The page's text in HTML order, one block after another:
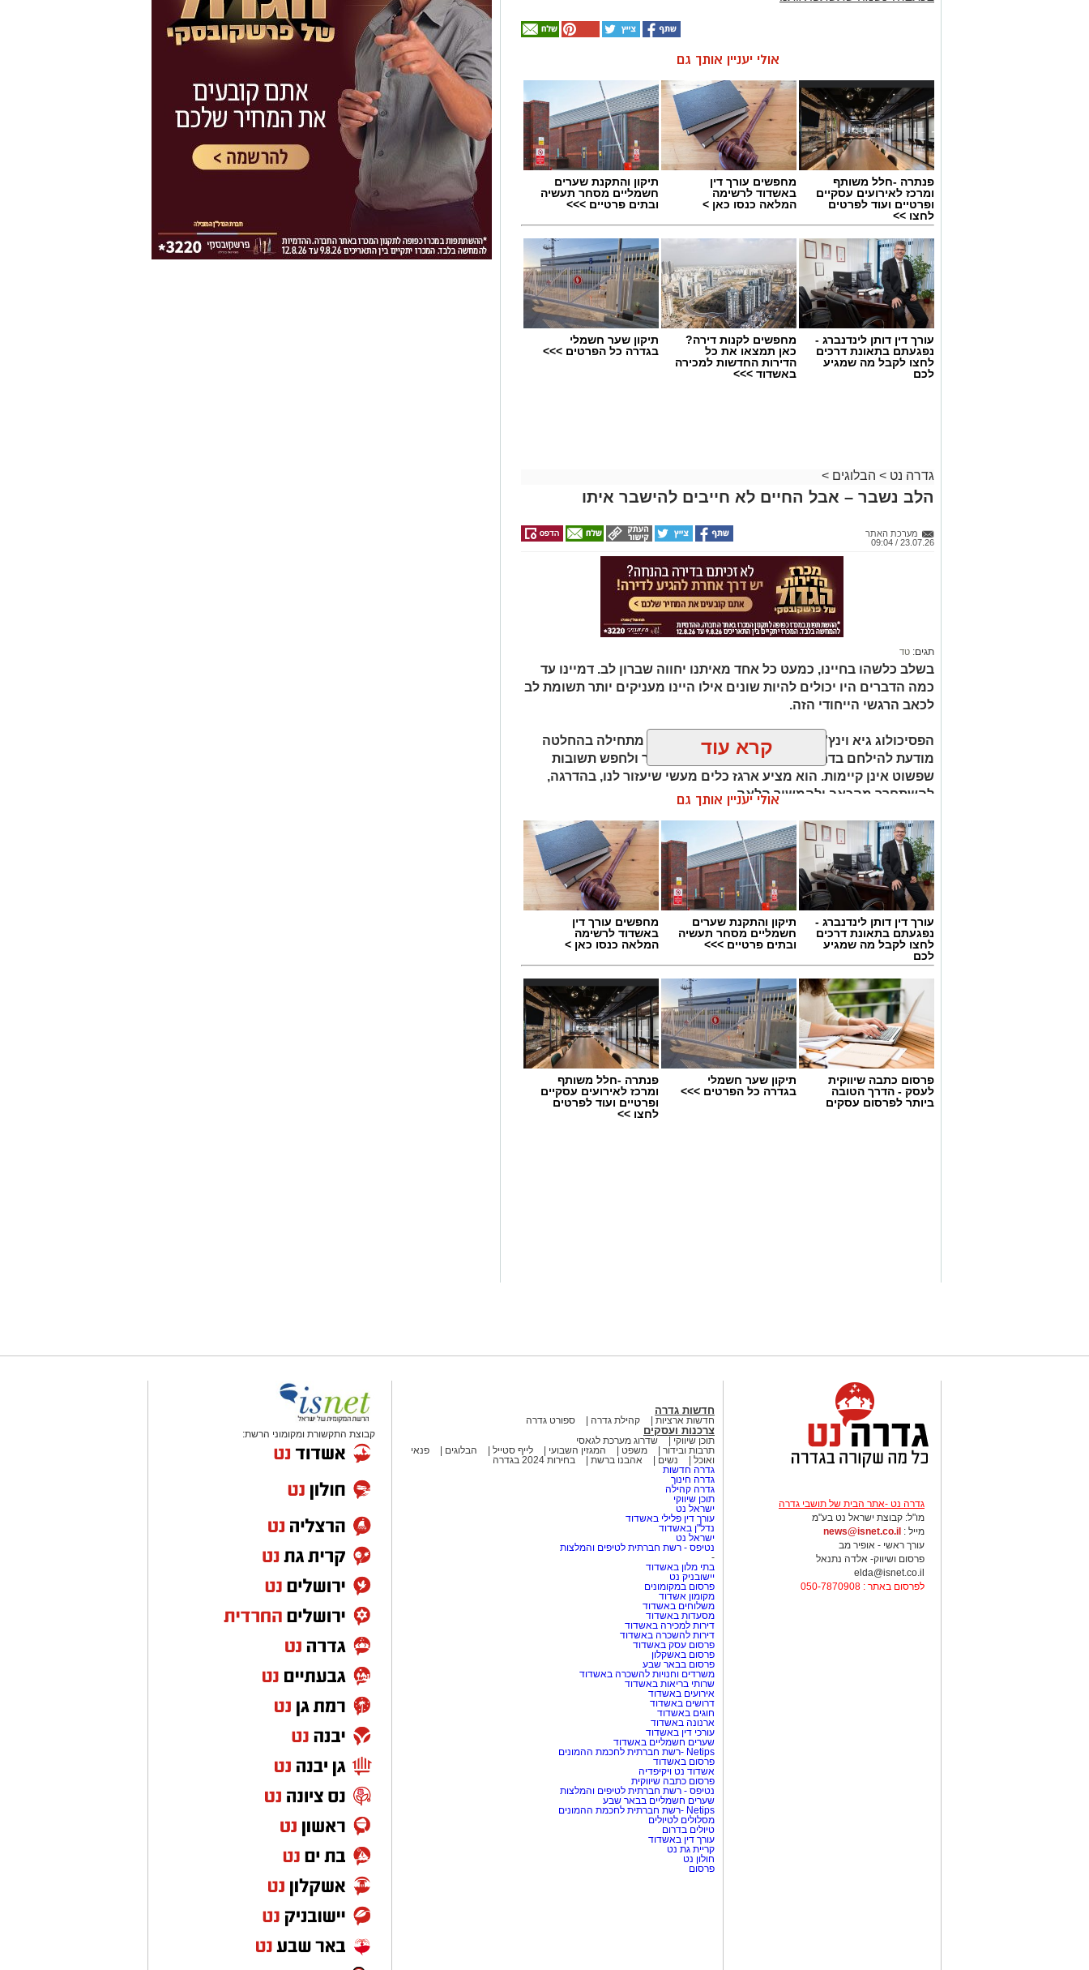
אולי יעניין אותך גם
פנתרה -חלל משותף
ומרכז לאירועים עסקיים
ופרטיים ועוד לפרטים
לחצו >>
מחפשים עורך דין
באשדוד לרשימה
המלאה כנסו כאן >
תיקון והתקנת שערים
חשמליים מסחר תעשיה
ובתים פרטיים >>>
עורך דין דותן לינדנברג -
נפגעתם בתאונת דרכים
לחצו לקבל מה שמגיע
לכם
מחפשים לקנות דירה?
כאן תמצאו את כל
הדירות החדשות למכירה
באשדוד >>>
תיקון שער חשמלי
בגדרה כל הפרטים >>>
גדרה נט > הבלוגים >
הלב נשבר – אבל החיים לא חייבים להישבר איתו
מערכת האתר
23.07.26 / 09:04
תגים: טד
בשלב כלשהו בחיינו, כמעט כל אחד מאיתנו יחווה שברון לב. דמיינו עד
כמה הדברים היו יכולים להיות שונים אילו היינו מעניקים יותר תשומת לב
לכאב הרגשי הייחודי הזה.
הפסיכולוג גיא וינץ' מסביר כי ההחלמה משברון לב מתחילה בהחלטה
מודעת להילחם בדחף הטבעי שלנו לייפות את העבר ולחפש תשובות
שפשוט אינן קיימות. הוא מציע ארגז כלים מעשי שיעזור לנו, בהדרגה,
להשתחרר מהכאב ולהמשיך הלאה.
הלב שלנו אולי נשבר לפעמים, אבל אנחנו לא חייבים להישבר יחד איתו.
יש לכם מידע חשוב שטרם נחשף? צילומים מאירוע חדשותי? מצאתם טעות
בכתבה? נשמח שתשתפו אותנו
קרא עוד
אולי יעניין אותך גם
עורך דין דותן לינדנברג -
נפגעתם בתאונת דרכים
לחצו לקבל מה שמגיע
לכם
תיקון והתקנת שערים
חשמליים מסחר תעשיה
ובתים פרטיים >>>
מחפשים עורך דין
באשדוד לרשימה
המלאה כנסו כאן >
פרסום כתבה שיווקית
לעסק - הדרך הטובה
ביותר לפרסום עסקים
תיקון שער חשמלי
בגדרה כל הפרטים >>>
פנתרה -חלל משותף
ומרכז לאירועים עסקיים
ופרטיים ועוד לפרטים
לחצו >>
גדרה נט -אתר הבית של תושבי גדרה
מו"ל: קבוצת ישראל נט בע"מ
מייל : news@isnet.co.il
עורך ראשי - אופיר מב
פרסום ושיווק- אלדה נתנאל
elda@isnet.co.il
לפרסום באתר : 050-7870908
חדשות גדרה
חדשות ארציות קהילת גדרה ספורט גדרה
צרכנות ועסקים
תוכן שיווקי
שדרוג מערכת לגאסי
תרבות ובידור
משפט המגזין השבועי לייף סטייל הבלוגים
פנאי
ואוכל
נשים אהבנו ברשת
בחירות 2024 בגדרה
גדרה חדשות
גדרה חינוך
גדרה קהילה
תוכן שיווקי
ישראל נט
עורך דין פלילי באשדוד
נדל"ן באשדוד
ישראל נט
נטיפס - רשת חברתית לטיפים והמלצות
-
בתי מלון באשדוד
יישובניק נט
פרסום במקומונים
מקומון אשדוד
משלוחים באשדוד
מסעדות באשדוד
דירות למכירה באשדוד
דירות להשכרה באשדוד
פרסום עסק באשדוד
פרסום באשקלון
פרסום בבאר שבע
משרדים וחנויות להשכרה באשדוד
שרותי בריאות באשדוד
אירועים באשדוד
דרושים באשדוד
חוגים באשדוד
ארנונה באשדוד
עורכי דין באשדוד
שערים חשמליים באשדוד
Netips -רשת חברתית לחכמת ההמונים
פרסום באשדוד
אשדוד נט ויקיפדיה
פרסום כתבה שיווקית
נטיפס - רשת חברתית לטיפים והמלצות
שערים חשמליים בבאר שבע
Netips -רשת חברתית לחכמת ההמונים
מסלולים לטיולים
טיולים בדרום
עורך דין באשדוד
קריית גת נט
חולון נט
פרסום
קבוצת התקשורת ומקומוני הרשת: